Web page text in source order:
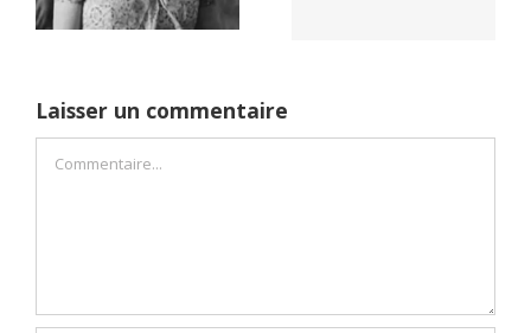
Laisser un commentaire